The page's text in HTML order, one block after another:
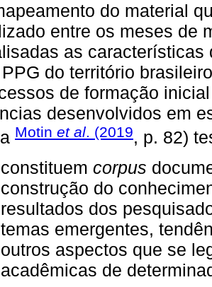
do material
entre os meses de
as
do território
de formação
desenvolvidos em
Motin et al. (2019, p. 82)
constituem corpus
construção do
resultados dos
temas emergentes,
outros aspectos que se
acadêmicas de